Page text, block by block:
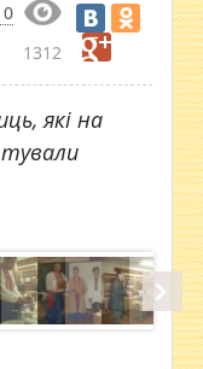
1312
які на